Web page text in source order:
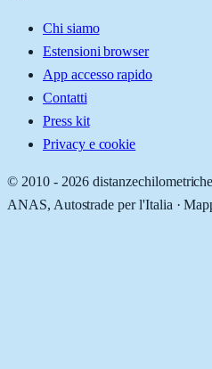
Chi siamo
Estensioni browser
App accesso rapido
Contatti
Press kit
Privacy e cookie
© 2010 - 2026
ANAS, Autostrade per l'Italia ·